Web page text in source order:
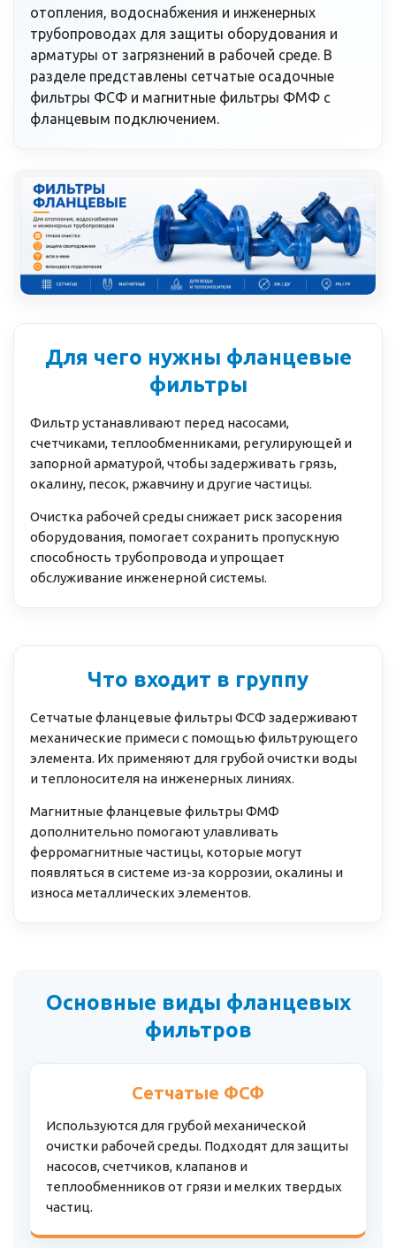
отопления, водоснабжения и инженерных
трубопроводах для защиты оборудования и
арматуры от загрязнений в рабочей среде. В
разделе представлены сетчатые осадочные
фильтры ФСФ и магнитные фильтры ФМФ с
фланцевым подключением.
Для чего нужны фланцевые
фильтры
Фильтр устанавливают перед насосами,
счетчиками, теплообменниками, регулирующей и
запорной арматурой, чтобы задерживать грязь,
окалину, песок, ржавчину и другие частицы.
Очистка рабочей среды снижает риск засорения
оборудования, помогает сохранить пропускную
способность трубопровода и упрощает
обслуживание инженерной системы.
Что входит в группу
Сетчатые фланцевые фильтры ФСФ задерживают
механические примеси с помощью фильтрующего
элемента. Их применяют для грубой очистки воды
и теплоносителя на инженерных линиях.
Магнитные фланцевые фильтры ФМФ
дополнительно помогают улавливать
ферромагнитные частицы, которые могут
появляться в системе из-за коррозии, окалины и
износа металлических элементов.
Основные виды фланцевых
фильтров
Сетчатые ФСФ
Используются для грубой механической
очистки рабочей среды. Подходят для защиты
насосов, счетчиков, клапанов и
теплообменников от грязи и мелких твердых
частиц.